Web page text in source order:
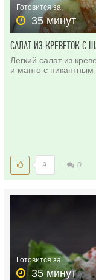
Готовится за
35 минут
САЛАТ ИЗ КРЕВЕТОК С
Легкий салат из
и манго с
9 0
Готовится за
35 минут